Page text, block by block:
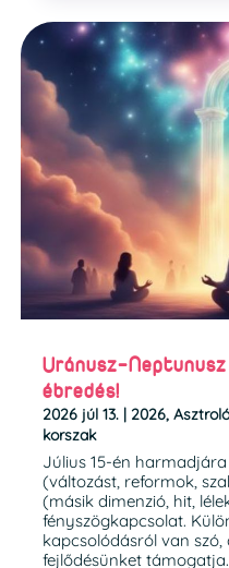
Uránusz-
ébredés!
2026 júl 13. | 2026,
korszak
Július 15-én
(változást, reformok,
(másik dimenzió, hit,
fényszögkapcsolat.
kapcsolódásról van szó,
fejlődésünket támogatja.